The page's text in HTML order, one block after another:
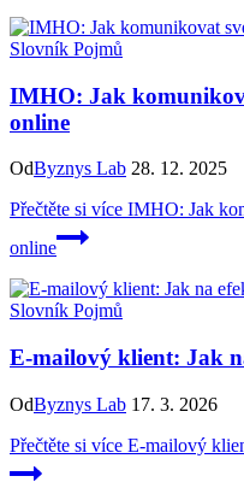
Slovník Pojmů
IMHO: Jak
online
OdByznys Lab 28. 12. 2025
Přečtěte si více IMHO: Jak
online
Slovník Pojmů
E-mailový klient: Jak
OdByznys Lab 17. 3. 2026
Přečtěte si více E-mailový